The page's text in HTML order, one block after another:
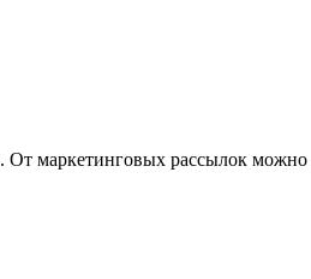
маркетинговых рассылок можно